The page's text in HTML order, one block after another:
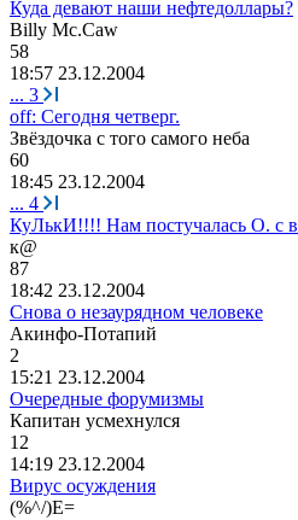
Куда девают наши нефтедоллары?
Billy Mc.Caw
58
18:57 23.12.2004
... 3
off: Сегодня четверг.
Звёздочка с того самого неба
60
18:45 23.12.2004
... 4
КуЛькИ!!!! Нам постучалась О. с
к@
87
18:42 23.12.2004
Снова о незаурядном человеке
Акинфо-Потапий
2
15:21 23.12.2004
Очередные форумизмы
Капитан усмехнулся
12
14:19 23.12.2004
Вирус осуждения
(%^/)E=